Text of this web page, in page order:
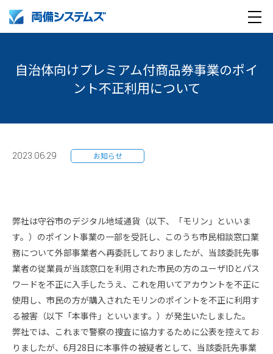
パーパス体系
事業所一覧
グループ企業
キャリア採用
スタッフ採用
Medical AI product information
自治体向けプレミアム付商品券事業のポイ
ント不正利用について
2023.06.29 お知らせ
弊社は守谷市のデジタル地域通貨（以下、「モリン」といいま
す。）のポイント事業の一部を受託し、このうち市民相談窓口業
務について外部事業者へ再委託しておりましたが、当該委託先事
業者の従業員が当該窓口を利用された市民の方のユーザIDとパス
ワードを不正に入手したうえ、これを用いてアカウントを不正に
使用し、市民の方が購入されたモリンのポイントを不正に利用す
る被害（以下「本事件」といいます。）が発生いたしました。
弊社では、これまで警察の捜査に協力するために公表を控えてお
りましたが、6月28日に本事件の被疑者として、当該委託先事業